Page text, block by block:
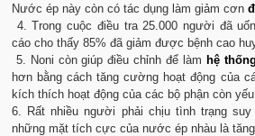
Nước ép này còn có tác dụng làm giảm cơn
4. Trong cuộc điều tra 25.000 người đã
cáo cho thấy 85% đã giảm được bệnh cao
5. Noni còn giúp điều chỉnh để làm hệ
hơn bằng cách tăng cường hoạt động của
kích thích hoạt động của các bộ phận còn yếu.
6. Rất nhiều người phải chịu tình trạng
những mặt tích cực của nước ép nhàu là